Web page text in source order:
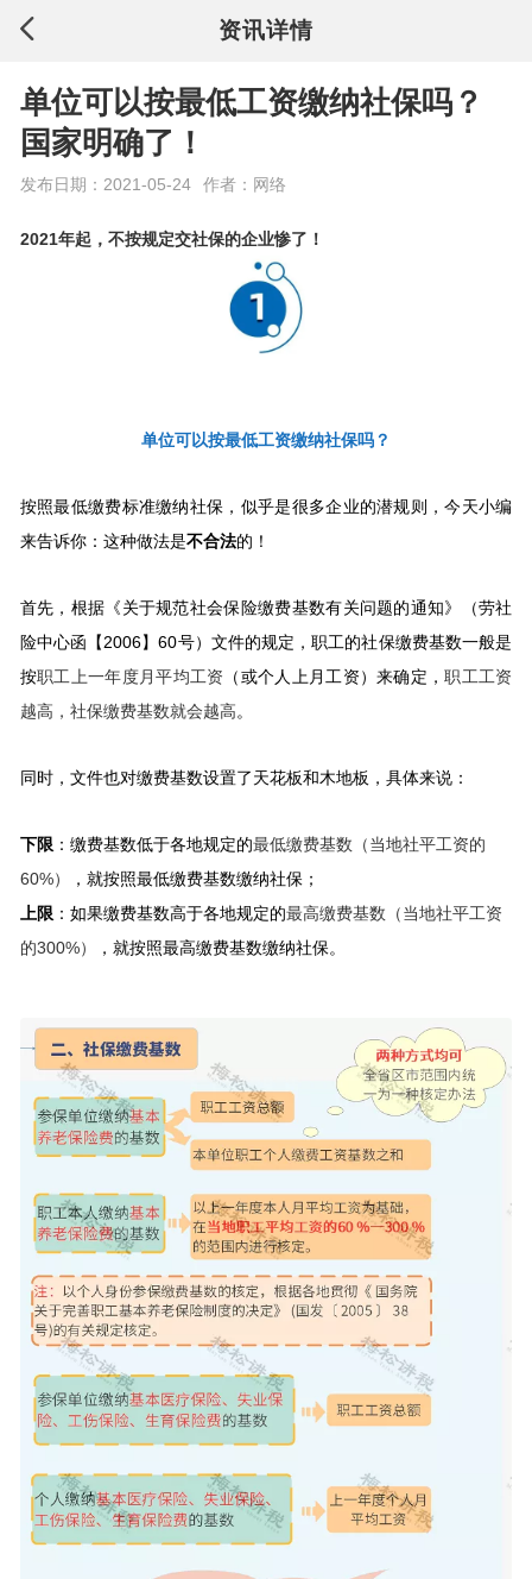
资讯详情
单位可以按最低工资缴纳社保吗？
国家明确了！
发布日期：2021-05-24 作者：网络
2021年起，不按规定交社保的企业惨了！
单位可以按最低工资缴纳社保吗？
按照最低缴费标准缴纳社保，似乎是很多企业的潜规则，今天小编
来告诉你：这种做法是不合法的！
首先，根据《关于规范社会保险缴费基数有关问题的通知》（劳社
险中心函【2006】60号）文件的规定，职工的社保缴费基数一般是
按职工上一年度月平均工资 （或个人上月工资）来确定，职工工资
越高，社保缴费基数就会越高。
同时，文件也对缴费基数设置了天花板和木地板，具体来说：
下限 ：缴费基数低于各地规定的最低缴费基数（当地社平工资的
60%）
，就按照最低缴费基数缴纳社保；
上限 ：如果缴费基数高于各地规定的最高缴费基数（当地社平工资
的300%）
，就按照最高缴费基数缴纳社保。